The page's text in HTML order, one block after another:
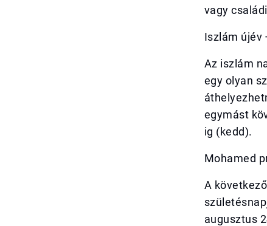
vagy
Iszlám újév
Az iszlám
egy olyan
egymást
ig (kedd).
Mohamed
A
augusztus